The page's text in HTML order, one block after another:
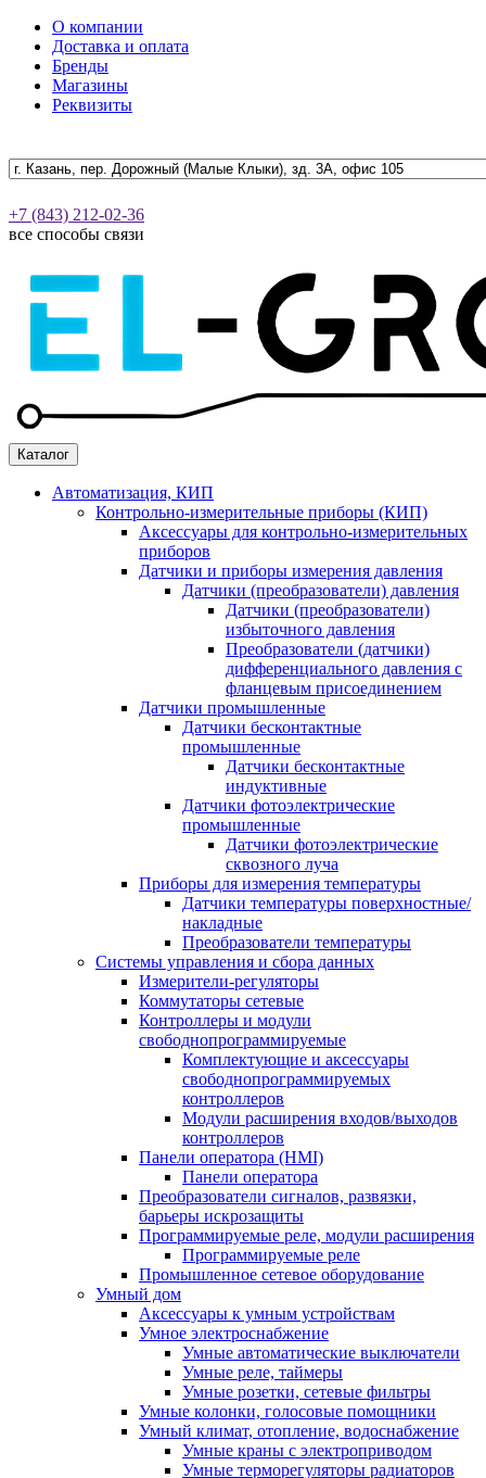
О компании
Доставка и оплата
Бренды
Магазины
Реквизиты
+7 (843) 212-02-36
все способы связи
Каталог
Автоматизация, КИП
Контрольно-измерительные приборы (КИП)
Аксессуары для контрольно-измерительных
приборов
Датчики и приборы измерения давления
Датчики (преобразователи) давления
Датчики (преобразователи)
избыточного давления
Преобразователи (датчики)
дифференциального давления с
фланцевым присоединением
Датчики промышленные
Датчики бесконтактные
промышленные
Датчики бесконтактные
индуктивные
Датчики фотоэлектрические
промышленные
Датчики фотоэлектрические
сквозного луча
Приборы для измерения температуры
Датчики температуры поверхностные/
накладные
Преобразователи температуры
Системы управления и сбора данных
Измерители-регуляторы
Коммутаторы сетевые
Контроллеры и модули
свободнопрограммируемые
Комплектующие и аксессуары
свободнопрограммируемых
контроллеров
Модули расширения входов/выходов
контроллеров
Панели оператора (HMI)
Панели оператора
Преобразователи сигналов, развязки,
барьеры искрозащиты
Программируемые реле, модули расширения
Программируемые реле
Промышленное сетевое оборудование
Умный дом
Аксессуары к умным устройствам
Умное электроснабжение
Умные автоматические выключатели
Умные реле, таймеры
Умные розетки, сетевые фильтры
Умные колонки, голосовые помощники
Умный климат, отопление, водоснабжение
Умные краны с электроприводом
Умные терморегуляторы радиаторов